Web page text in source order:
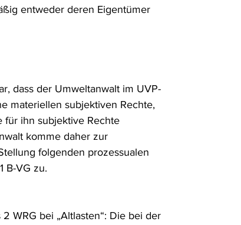
entweder deren Eigentümer
dass der Umweltanwalt im UVP-
materiellen subjektiven Rechte,
für ihn subjektive Rechte
komme daher zur
folgenden prozessualen
B-VG zu.
WRG bei „Altlasten“: Die bei der